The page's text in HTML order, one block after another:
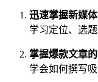
迅速掌握新媒
学习定位、选
掌握爆款文章
学会如何撰写